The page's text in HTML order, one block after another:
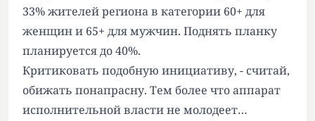
33% жителей региона в категории 60+ для
женщин и 65+ для мужчин. Поднять планку
планируется до 40%.
Критиковать подобную инициативу, - считай,
обижать понапрасну. Тем более что аппарат
исполнительной власти не молодеет…